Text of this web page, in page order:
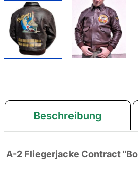
Beschreibung
A-2 Fliegerjacke Contract